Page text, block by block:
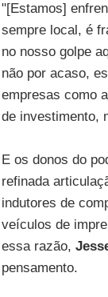
"[Estamos]
sempre local, é
no nosso golpe
não por acaso,
empresas como a
de investimento,
E os donos do
refinada
indutores de
veículos de
essa razão,
pensamento.